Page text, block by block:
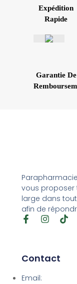
Expédition
Rapide
Garantie De
vous proposer
large dans
afin de
Contact
Email: